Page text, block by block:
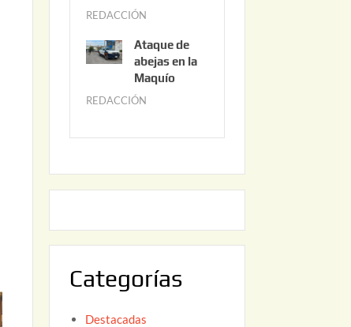
0
2
6
REDACCIÓN
n
i
0
2
Ataque de
abejas en la
Maquío
REDACCIÓN
y
2
Categorías
Destacadas